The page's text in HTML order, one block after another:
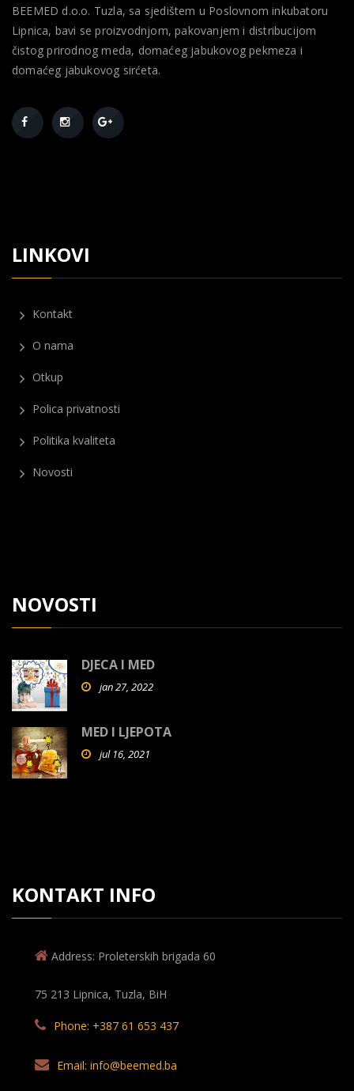
BEEMED d.o.o. Tuzla, sa sjedištem u Poslovnom inkubatoru
Lipnica, bavi se proizvodnjom, pakovanjem i distribucijom
čistog prirodnog meda, domaćeg jabukovog pekmeza i
domaćeg jabukovog sirćeta.
LINKOVI
Kontakt
O nama
Otkup
Polica privatnosti
Politika kvaliteta
Novosti
NOVOSTI
DJECA I MED
jan 27, 2022
MED I LJEPOTA
jul 16, 2021
KONTAKT INFO
Address: Proleterskih brigada 60
75 213 Lipnica, Tuzla, BiH
Phone: +387 61 653 437
Email: info@beemed.ba